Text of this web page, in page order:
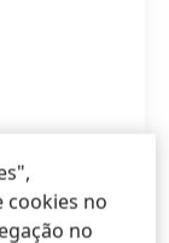
cookies no
no